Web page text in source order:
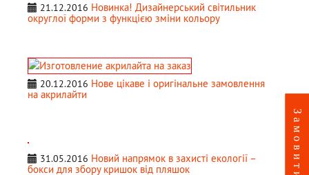
21.12.2016 Новинка! Дизайнерський світильник
округлої форми з функцією зміни кольору
20.12.2016 Нове цікаве і оригінальне замовлення
на акрилайти
31.05.2016 Новий напрямок в захисті екології –
бокси для збору кришок від пляшок